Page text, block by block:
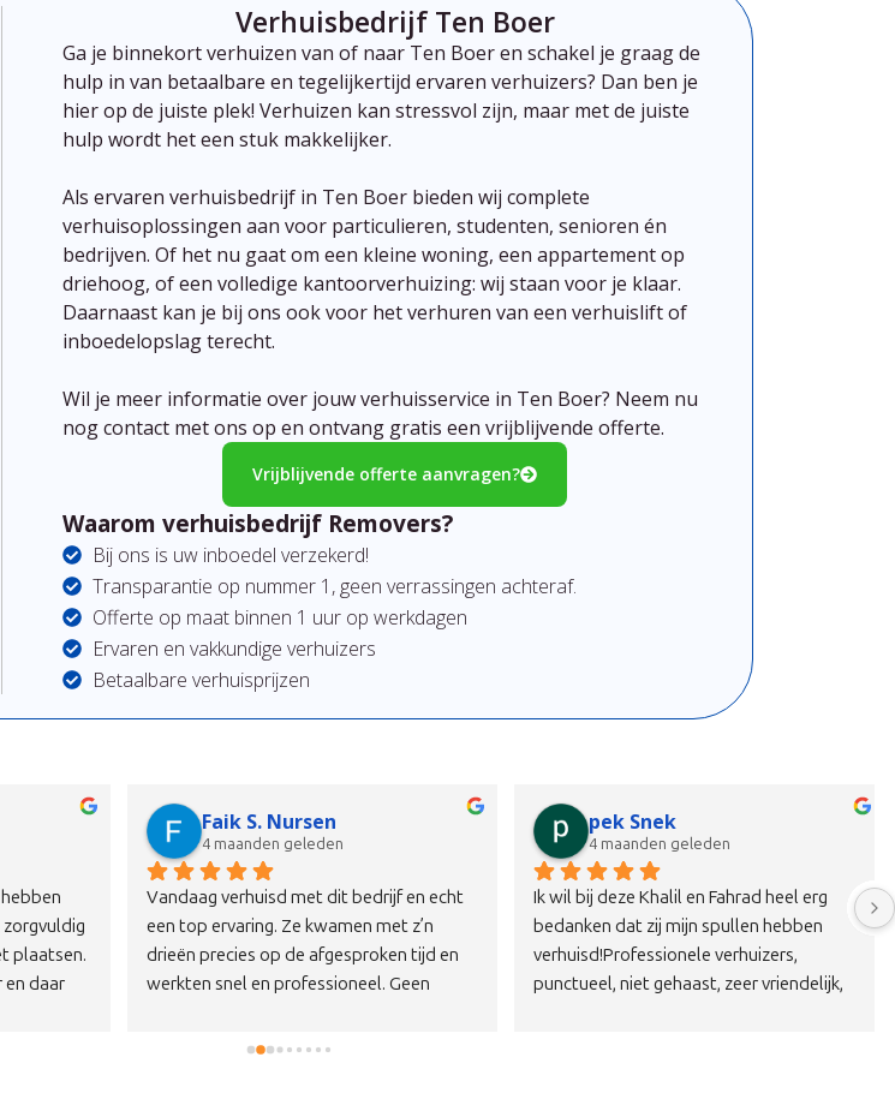
Verhuisbedrijf Ten Boer
Ga je binnekort verhuizen van of naar Ten Boeren schakel je graag de
hulp in van betaalbare en tegelijkertijd ervaren verhuizers? Dan ben je
hier op de juiste plek! Verhuizen kan stressvol zijn, maar metde juiste
hulp wordt heteen stuk makkelijker.
Als ervaren verhuisbedrijf in Ten Boer bieden wij complete
verhuisoplossingen aan voor particulieren, studenten, senioren én
bedrijven. Of het nu gaatom een kleine woning, een appartementop
driehoog, ofeen volledige kantoorverhuizing: wij staan voor je klaar.
Daarnaast kan je bij ons ook voor het verhuren van een verhuislift of
inboedelopslag terecht.
Wil je meer informatie over jouw verhuisservice in Ten Boer? Neem nu
nog contact met ons op en ontvang gratis een vrijblijvende offerte.
Vrijblijvende offerte aanvragen?
Waarom verhuisbedrijf Removers?
Bij ons is uw inboedel verzekerd!
Transparantie op nummer 1, geen verrassingen achteraf.
Offerte op maat binnen 1 uur op werkdagen
Ervaren en vakkundige verhuizers
Betaalbare verhuisprijzen
Joke Gorter - Bouma
6 maanden geleden
Afgelopen vrijdag verhuisd maar helaas
was het niet mogelijk om een deel van een
grote vitrinekast via de trap in de woning
van de 4e etage naar een etage lager te
opgenomen met Removers of zij ons
Kea Rijks
6 maanden geleden
Removers een goed bedrijf alles ging
netjes en snel.Het waren allemaal keurige
aardige mannen .Harde werkers aan te
bevelen